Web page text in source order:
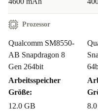
MOTOROLA EDGE
Kann ich mit dem
Spiele nutzen?
Ja, dank des starken
Arbeitsspeichers laufen
flüssig und schnell.
Prozessor
Qualcomm SM8550-
AB Snapdragon 8
Gen 264bit
Arbeitsspeicher
Größe:
12.0 GB